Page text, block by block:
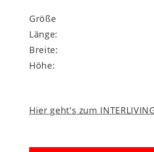
Größe
Länge:
Breite:
Höhe:
Hier geht's zum